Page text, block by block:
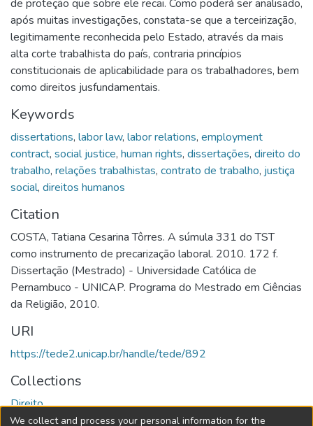
de proteção que sobre ele recai. Como poderá ser analisado,
após muitas investigações, constata-se que a terceirização,
legitimamente reconhecida pelo Estado, através da mais
alta corte trabalhista do país, contraria princípios
constitucionais de aplicabilidade para os trabalhadores, bem
como direitos jusfundamentais.
Keywords
dissertations, labor law, labor relations, employment
contract, social justice, human rights, dissertações, direito do
trabalho, relações trabalhistas, contrato de trabalho, justiça
social, direitos humanos
Citation
COSTA, Tatiana Cesarina Tôrres. A súmula 331 do TST
como instrumento de precarização laboral. 2010. 172 f.
Dissertação (Mestrado) - Universidade Católica de
Pernambuco - UNICAP. Programa do Mestrado em Ciências
da Religião, 2010.
URI
https://tede2.unicap.br/handle/tede/892
Collections
Direito
We collect and process your personal information for the